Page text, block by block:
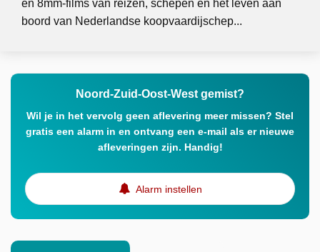
en 8mm-films van reizen, schepen en het leven aan
boord van Nederlandse koopvaardijschep...
Noord-Zuid-Oost-West gemist?
Wil je in het vervolg geen aflevering meer missen? Stel
gratis een alarm in en ontvang een e-mail als er nieuwe
afleveringen zijn. Handig!
Alarm instellen